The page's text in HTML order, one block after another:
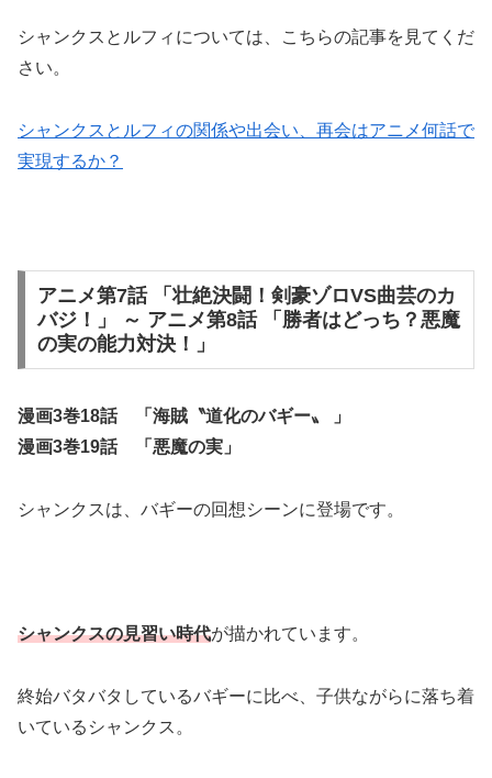
シャンクスとルフィについては、こちらの記事を見てくだ
さい。
シャンクスとルフィの関係や出会い、再会はアニメ何話で
実現するか？
アニメ第7話 「壮絶決闘！剣豪ゾロVS曲芸のカ
バジ！」 ～ アニメ第8話 「勝者はどっち？悪魔
の実の能力対決！」
漫画3巻18話 「海賊〝道化のバギー〟 」
漫画3巻19話 「悪魔の実」
シャンクスは、バギーの回想シーンに登場です。
シャンクスの見習い時代が描かれています。
終始バタバタしているバギーに比べ、子供ながらに落ち着
いているシャンクス。